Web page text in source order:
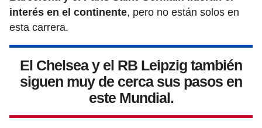
interés en el continente, pero no están solos en
esta carrera.
El Chelsea y el RB Leipzig también
siguen muy de cerca sus pasos en
este Mundial.